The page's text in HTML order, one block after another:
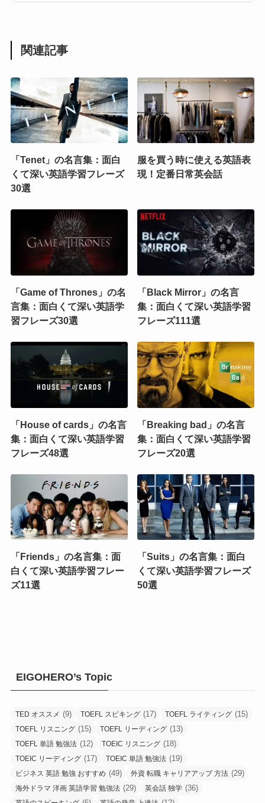
関連記事
「Tenet」の名言集：面白
くて深い英語学習フレーズ
30選
服を買う時に使える英語表
現！定番日常英会話
「Game of Thrones」の名
言集：面白くて深い英語学
習フレーズ30選
「Black Mirror」の名言
集：面白くて深い英語学習
フレーズ111選
「House of cards」の名言
集：面白くて深い英語学習
フレーズ48選
「Breaking bad」の名言
集：面白くて深い英語学習
フレーズ20選
「Friends」の名言集：面
白くて深い英語学習フレー
ズ11選
「Suits」の名言集：面白
くて深い英語学習フレーズ
50選
EIGOHERO’s Topic
TED オススメ (9) TOEFL スピキング (17) TOEFL ライティング (15)
TOEFL リスニング (15) TOEFL リーディング (13)
TOEFL 単語 勉強法 (12) TOEIC リスニング (18)
TOEIC リーディング (17) TOEIC 単語 勉強法 (19)
ビジネス 英語 勉強 おすすめ (49) 外資 転職 キャリアアップ 方法 (29)
海外ドラマ 洋画 英語学習 勉強法 (29) 英会話 独学 (36)